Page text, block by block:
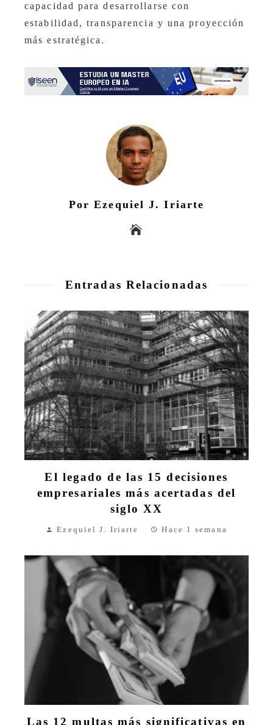
capacidad para desarrollarse con
estabilidad, transparencia y una proyección
más estratégica.
Por Ezequiel J. Iriarte
Entradas Relacionadas
El legado de las 15 decisiones
empresariales más acertadas del
siglo XX
Ezequiel J. Iriarte Hace 1 semana
Las 12 multas más significativas en